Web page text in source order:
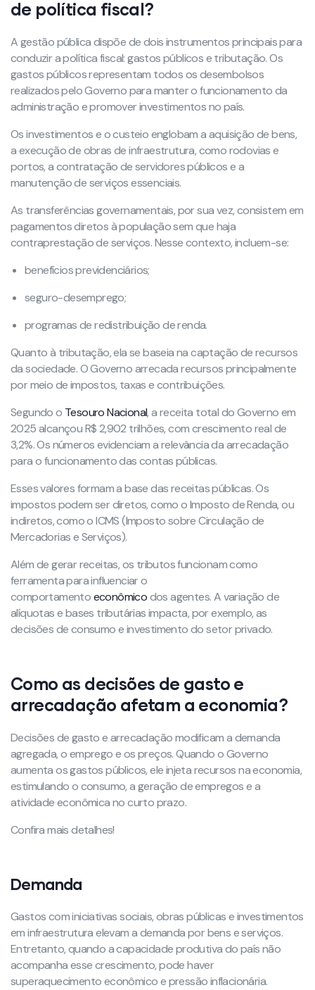
de política fiscal?
A gestão pública dispõe de dois instrumentos principais para
conduzir a política fiscal: gastos públicos e tributação. Os
gastos públicos representam todos os desembolsos
realizados pelo Governo para manter o funcionamento da
administração e promover investimentos no país.
Os investimentos e o custeio englobam a aquisição de bens,
a execução de obras de infraestrutura, como rodovias e
portos, a contratação de servidores públicos e a
manutenção de serviços essenciais.
As transferências governamentais, por sua vez, consistem em
pagamentos diretos à população sem que haja
contraprestação de serviços. Nesse contexto, incluem-se:
benefícios previdenciários;
seguro-desemprego;
programas de redistribuição de renda.
Quanto à tributação, ela se baseia na captação de recursos
da sociedade. O Governo arrecada recursos principalmente
por meio de impostos, taxas e contribuições.
Segundo o Tesouro Nacional, a receita total do Governo em
2025 alcançou R$ 2,902 trilhões, com crescimento real de
3,2%. Os números evidenciam a relevância da arrecadação
para o funcionamento das contas públicas.
Esses valores formam a base das receitas públicas. Os
impostos podem ser diretos, como o Imposto de Renda, ou
indiretos, como o ICMS (Imposto sobre Circulação de
Mercadorias e Serviços).
Além de gerar receitas, os tributos funcionam como
ferramenta para influenciar o
comportamentoeconômicodos agentes. A variação de
alíquotas e bases tributárias impacta, por exemplo, as
decisões de consumo e investimento do setor privado.
Como as decisões de gasto e
arrecadação afetam a economia?
Decisões de gasto e arrecadação modificam a demanda
agregada, o emprego e os preços. Quando o Governo
aumenta os gastos públicos, ele injeta recursos na economia,
estimulando o consumo, a geração de empregos e a
atividade econômica no curto prazo.
Confira mais detalhes!
Demanda
Gastos com iniciativas sociais, obras públicas e investimentos
em infraestrutura elevam a demanda por bens e serviços.
Entretanto, quando a capacidade produtiva do país não
acompanha esse crescimento, pode haver
superaquecimento econômico e pressão inflacionária.